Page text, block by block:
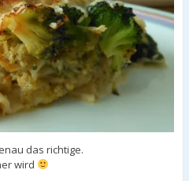
das richtige.
wird